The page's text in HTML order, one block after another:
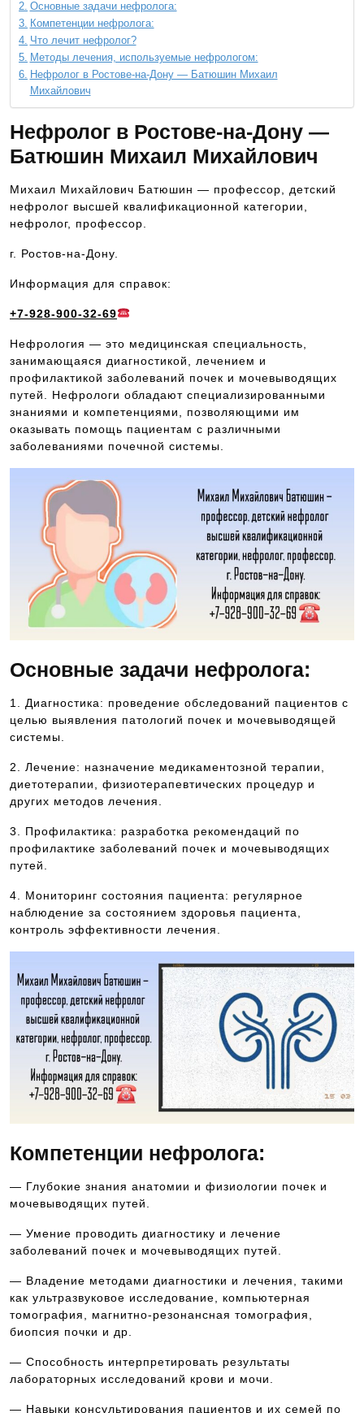
Основные задачи нефролога:
Компетенции нефролога:
Что лечит нефролог?
Методы лечения, используемые нефрологом:
Нефролог в Ростове-на-Дону — Батюшин Михаил
Михайлович
Нефролог в Ростове-на-Дону —
Батюшин Михаил Михайлович
Михаил Михайлович Батюшин — профессор, детский
нефролог высшей квалификационной категории,
нефролог, профессор.
г. Ростов-на-Дону.
Информация для справок:
+7-928-900-32-69
Нефрология — это медицинская специальность,
занимающаяся диагностикой, лечением и
профилактикой заболеваний почек и мочевыводящих
путей. Нефрологи обладают специализированными
знаниями и компетенциями, позволяющими им
оказывать помощь пациентам с различными
заболеваниями почечной системы.
Основные задачи нефролога:
1. Диагностика: проведение обследований пациентов с
целью выявления патологий почек и мочевыводящей
системы.
2. Лечение: назначение медикаментозной терапии,
диетотерапии, физиотерапевтических процедур и
других методов лечения.
3. Профилактика: разработка рекомендаций по
профилактике заболеваний почек и мочевыводящих
путей.
4. Мониторинг состояния пациента: регулярное
наблюдение за состоянием здоровья пациента,
контроль эффективности лечения.
Компетенции нефролога:
— Глубокие знания анатомии и физиологии почек и
мочевыводящих путей.
— Умение проводить диагностику и лечение
заболеваний почек и мочевыводящих путей.
— Владение методами диагностики и лечения, такими
как ультразвуковое исследование, компьютерная
томография, магнитно-резонансная томография,
биопсия почки и др.
— Способность интерпретировать результаты
лабораторных исследований крови и мочи.
— Навыки консультирования пациентов и их семей по